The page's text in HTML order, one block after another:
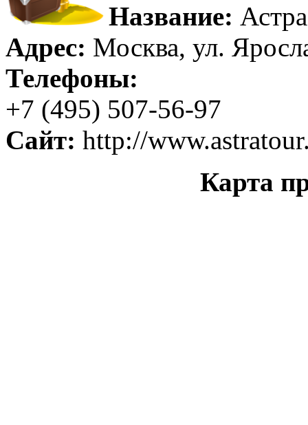
Название: Астра
Адрес: Москва, ул.
Телефоны:
+7 (495) 507-56-97
Сайт: http://
Карта